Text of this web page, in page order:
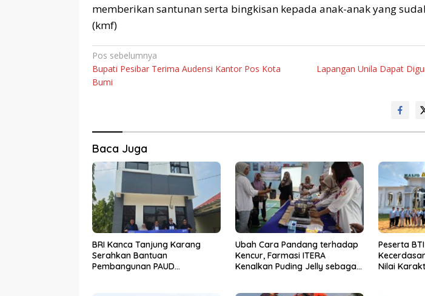
memberikan santunan serta bingkisan kepada anak-anak yang
(kmf)
Navigasi
pos
Pos sebelumnya
Bupati Pesibar Terima Audensi Kantor Pos Kota
Bumi
Lapangan Unila Dapat
Baca Juga
BRI Kanca Tanjung Karang
Serahkan Bantuan
Pembangunan PAUD
Ubah Cara Pandang terhadap
Kencur, Farmasi ITERA
Kenalkan Puding Jelly sebagai
Peserta
Nilai